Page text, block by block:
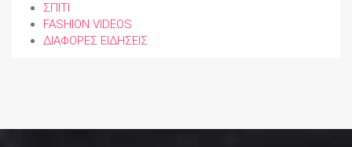
ΣΠΙΤΙ
FASHION VIDEOS
ΔΙΑΦΟΡΕΣ ΕΙΔΗΣΕΙΣ